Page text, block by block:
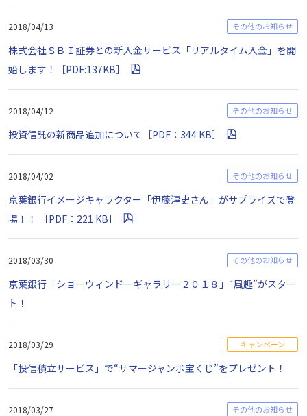
2018/04/13 その他のお知らせ
株式会社ＳＢＩ証券との新入金サービス「リアルタイム入金」を開
始します！［PDF:137KB］
2018/04/12 その他のお知らせ
投資信託の新商品追加について［PDF：344 KB］
2018/04/02 その他のお知らせ
京葉銀行イメージキャラクター「伊藤淳史さん」がサプライズで登
場！！ ［PDF：221 KB］
2018/03/30 その他のお知らせ
京葉銀行「ショーウィンドーギャラリー２０１８」“風趣”がスター
ト！
2018/03/29 キャンペーン
「投信積立サービス」で“サマージャンボ宝くじ”をプレゼント！
2018/03/27 その他のお知らせ